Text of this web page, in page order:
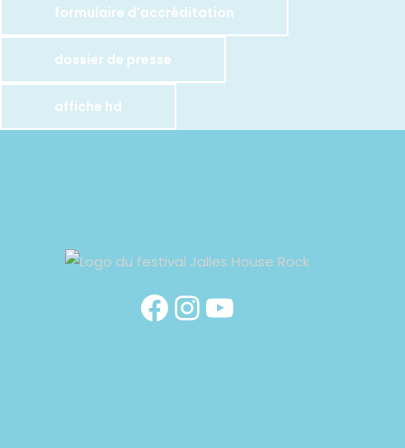
formulaire d'accréditation
dossier de presse
affiche hd
Facebook
Instagram
YouTube